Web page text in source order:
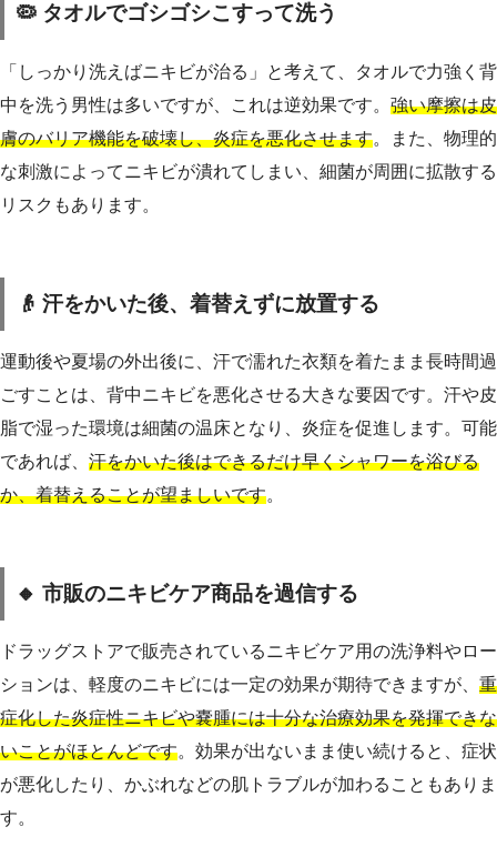
🦠 タオルでゴシゴシこすって洗う
「しっかり洗えばニキビが治る」と考えて、タオルで力強く背
中を洗う男性は多いですが、これは逆効果です。 強い摩擦は皮
膚のバリア機能を破壊し、炎症を悪化させます。また、物理的
な刺激によってニキビが潰れてしまい、細菌が周囲に拡散する
リスクもあります。
👴 汗をかいた後、着替えずに放置する
運動後や夏場の外出後に、汗で濡れた衣類を着たまま長時間過
ごすことは、背中ニキビを悪化させる大きな要因です。汗や皮
脂で湿った環境は細菌の温床となり、炎症を促進します。可能
であれば、 汗をかいた後はできるだけ早くシャワーを浴びる
か、着替えることが望ましいです。
🔸 市販のニキビケア商品を過信する
ドラッグストアで販売されているニキビケア用の洗浄料やロー
ションは、軽度のニキビには一定の効果が期待できますが、 重
症化した炎症性ニキビや嚢腫には十分な治療効果を発揮できな
いことがほとんどです。効果が出ないまま使い続けると、症状
が悪化したり、かぶれなどの肌トラブルが加わることもありま
す。